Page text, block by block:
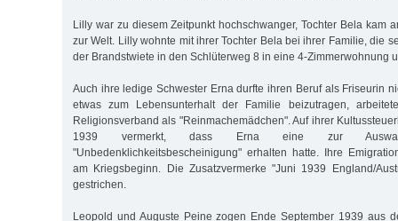
Lilly war zu diesem Zeitpunkt hochschwanger, Tochter Bela kam
zur Welt. Lilly wohnte mit ihrer Tochter Bela bei ihrer Familie, die
der Brandstwiete in den Schlüterweg 8 in eine 4-Zimmerwohnung
Auch ihre ledige Schwester Erna durfte ihren Beruf als Friseurin
etwas zum Lebensunterhalt der Familie beizutragen,
Religionsverband als "Reinmachemädchen". Auf ihrer
1939 vermerkt, dass Erna eine zur
"Unbedenklichkeitsbescheinigung" erhalten hatte. Ihre
am Kriegsbeginn. Die Zusatzvermerke "Juni 1939 England/
gestrichen.
Leopold und Auguste Peine zogen Ende September 1939 aus